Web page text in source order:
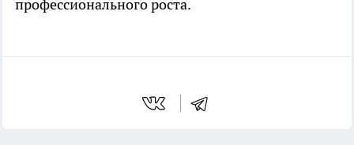
профессионального роста.